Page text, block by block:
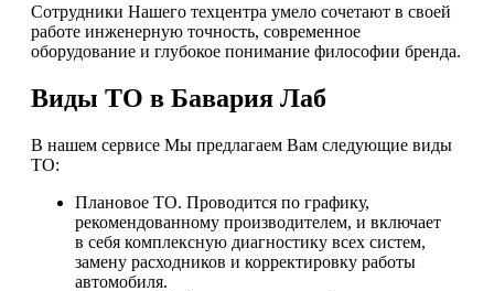
Сотрудники Нашего техцентра умело сочетают в своей
работе инженерную точность, современное
оборудование и глубокое понимание философии бренда.
Виды ТО в Бавария Лаб
В нашем сервисе Мы предлагаем Вам следующие виды
ТО:
Плановое ТО. Проводится по графику,
рекомендованному производителем, и включает
в себя комплексную диагностику всех систем,
замену расходников и корректировку работы
автомобиля.